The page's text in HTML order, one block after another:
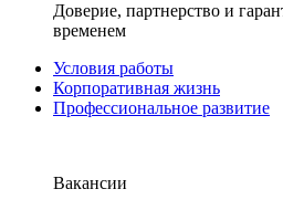
Доверие, партнерство и
временем
Условия работы
Корпоративная жизнь
Профессиональное развитие
Вакансии